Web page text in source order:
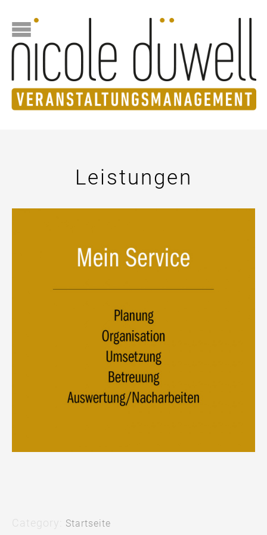
Leistungen
Category: Startseite